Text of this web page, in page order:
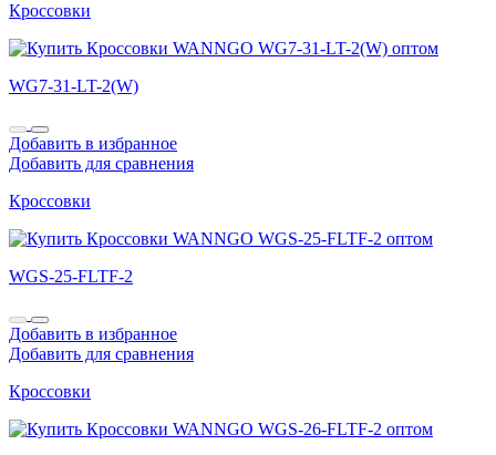
Кроссовки
WG7-31-LT-2(W)
Добавить в избранное
Добавить для сравнения
Кроссовки
WGS-25-FLTF-2
Добавить в избранное
Добавить для сравнения
Кроссовки